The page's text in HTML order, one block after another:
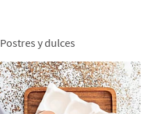
Postres y dulces